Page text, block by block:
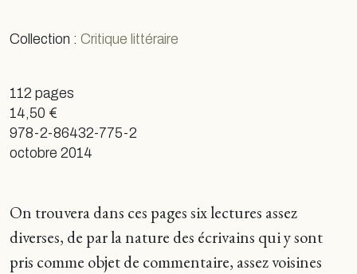
Collection : Critique littéraire
112 pages
14,50 €
978-2-86432-775-2
octobre 2014
On trouvera dans ces pages six lectures assez
diverses, de par la nature des écrivains qui y sont
pris comme objet de commentaire, assez voisines